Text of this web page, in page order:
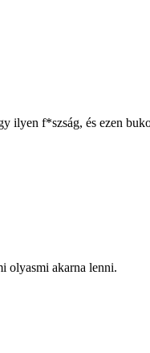
ilyen f*szság, és ezen
olyasmi akarna lenni.